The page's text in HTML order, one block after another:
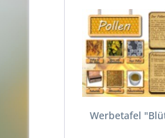
Werbetafel